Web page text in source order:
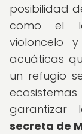
posibilidad
como el
violoncelo
acuáticas
un refugio
secreta de